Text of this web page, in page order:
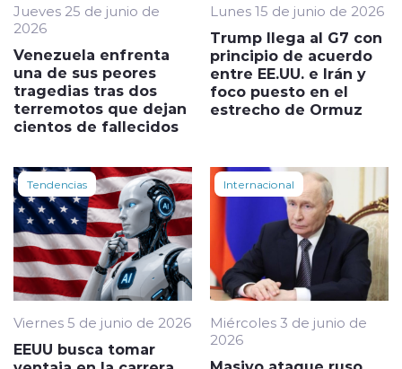
Jueves 25 de junio de
2026
Venezuela enfrenta
una de sus peores
tragedias tras dos
terremotos que dejan
cientos de fallecidos
Lunes 15 de junio de 2026
Trump llega al G7 con
principio de acuerdo
entre EE.UU. e Irán y
foco puesto en el
estrecho de Ormuz
Tendencias
Viernes 5 de junio de 2026
EEUU busca tomar
Internacional
Miércoles 3 de junio de
2026